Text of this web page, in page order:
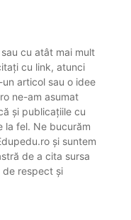
cu atât mai mult
cu link, atunci
articol sau o idee
ne-am asumat
și publicațiile cu
la fel. Ne bucurăm
și suntem
de a cita sursa
de respect și